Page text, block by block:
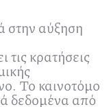
στην αύξηση
κρατήσεις
Το καινοτόμο
δεδομένα από